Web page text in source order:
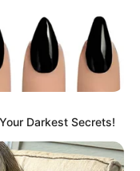
Darkest Secrets!